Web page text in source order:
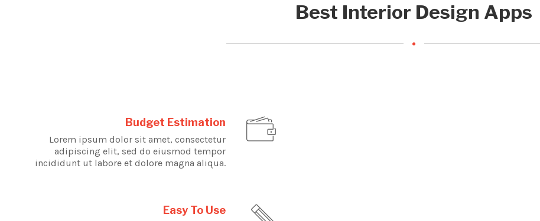
Best Interior Design Apps
Budget Estimation
Lorem ipsum dolor sit amet, consectetur
adipiscing elit, sed do eiusmod tempor
incididunt ut labore et dolore magna aliqua.
Easy To Use